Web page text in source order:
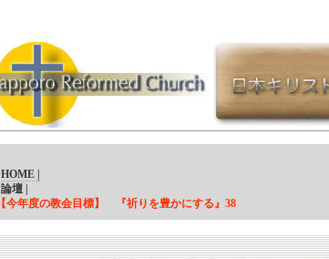
| HOME |
| 論壇 |
【今年度の教会目標】 『祈りを豊かにする』38